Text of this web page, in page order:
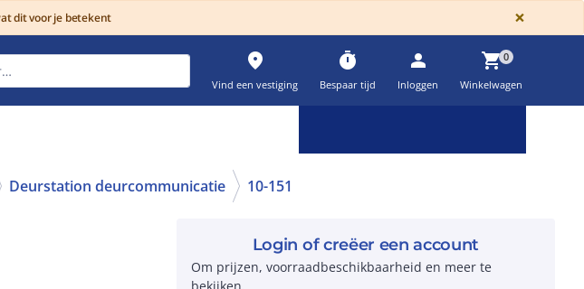
dit voor je betekent ×
place
Vind een vestiging
timer
Bespaar tijd
person
Inloggen
shopping_cart0
Winkelwagen
Deurstation deurcommunicatie 10-151
Login of creëer een account
Om prijzen, voorraadbeschikbaarheid en meer te